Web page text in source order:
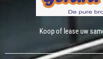
Koop of lease uw